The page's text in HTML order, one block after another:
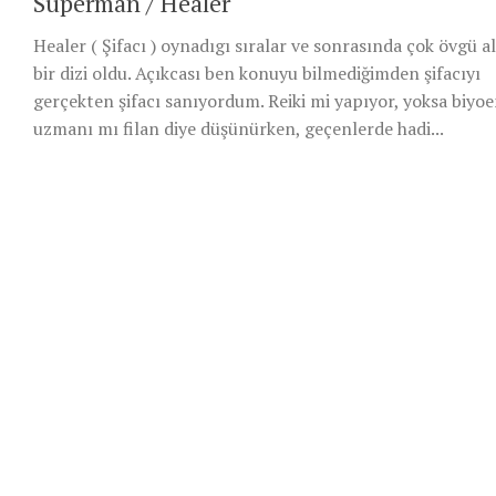
Healer ( Şifacı ) oynadıgı sıralar ve sonrasında çok övgü
bir dizi oldu. Açıkcası ben konuyu bilmediğimden şifacıyı
gerçekten şifacı sanıyordum. Reiki mi yapıyor, yoksa
uzmanı mı filan diye düşünürken, geçenlerde hadi...